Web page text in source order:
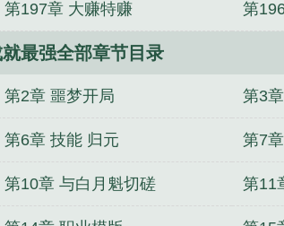
第197章 大赚特赚 第
最强全部章节目录
第2章 噩梦开局 第3
第6章 技能 归元 第7
第10章 与白月魁切磋 第11